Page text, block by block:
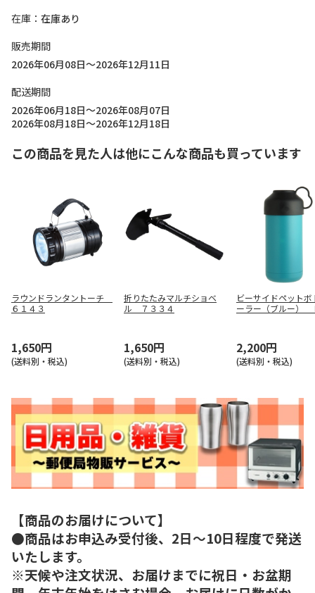
在庫
在庫あり
販売期間
2026年06月08日～2026年12月11日
配送期間
2026年06月18日～2026年08月07日
2026年08月18日～2026年12月18日
この商品を見た人は他にこんな商品も買っています
ラウンドランタントーチ
６１４３
1,650円
(送料別・税込)
折りたたみマルチショベ
ル ７３３４
1,650円
(送料別・税込)
ビーサイドペットボ
ーラー（ブルー）
2,200円
(送料別・税込)
【商品のお届けについて】
●商品はお申込み受付後、2日～10日程度で発送
いたします。
※天候や注文状況、お届けまでに祝日・お盆期